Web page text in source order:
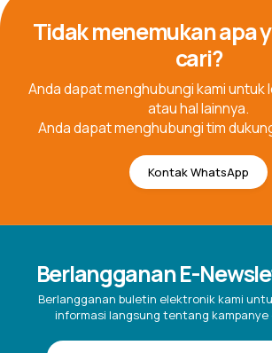
Tidak menemukan apa
cari?
Anda dapat menghubungi kami untuk
atau hal lainnya.
Anda dapat menghubungi tim
Kontak WhatsApp
Berlangganan E-
Berlangganan buletin elektronik kami
informasi langsung tentang kampanye